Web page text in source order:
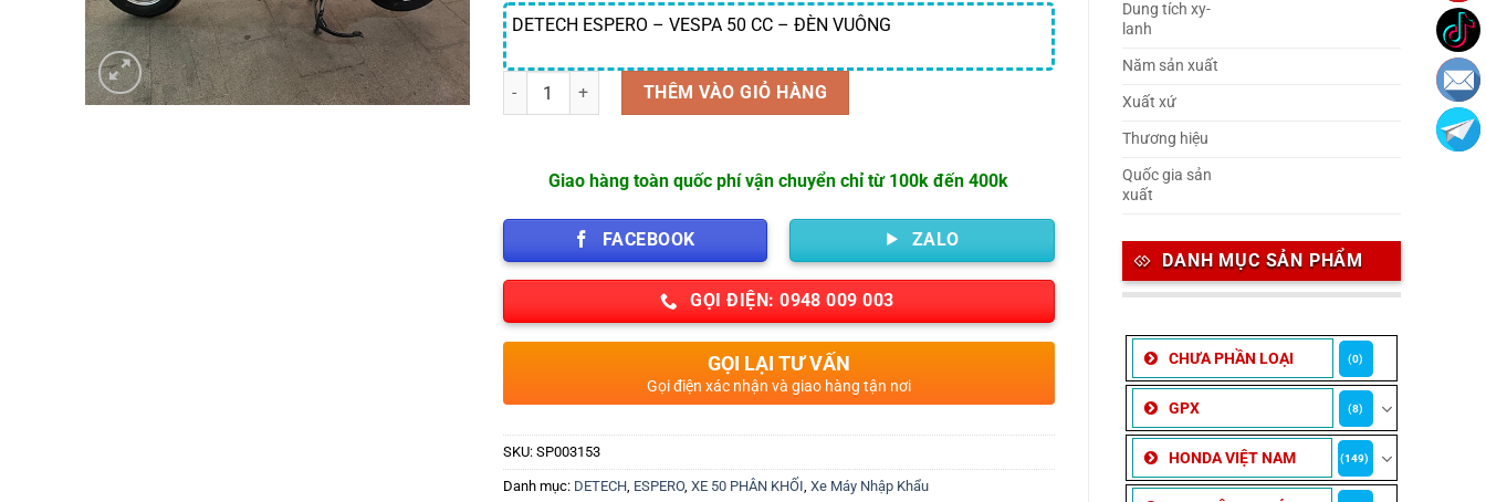
Dung tích xy-
lanh
Năm sản xuất
Xuất xứ
Thương hiệu
Quốc gia sản
xuất
DANH MỤC SẢN PHẨM
CHƯA PHẦN LOẠI (0)
GPX (8)
HONDA VIỆT NAM (149)
DETECH ESPERO – VESPA 50 CC – ĐÈN VUÔNG
Số lượng THÊM VÀO GIỎ HÀNG
Giao hàng toàn quốc phí vận chuyển chỉ từ 100k đến 400k
FACEBOOK ZALO
GỌI ĐIỆN: 0948 009 003
GỌI LẠI TƯ VẤN
Gọi điện xác nhận và giao hàng tận nơi
SKU: SP003153
Danh mục: DETECH, ESPERO, XE 50 PHÂN KHỐI Xe Máy Nhập Khẩu